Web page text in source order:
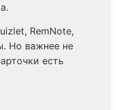
RemNote,
Но важнее не
есть